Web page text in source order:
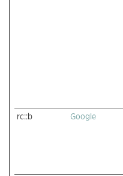
rc::b Google